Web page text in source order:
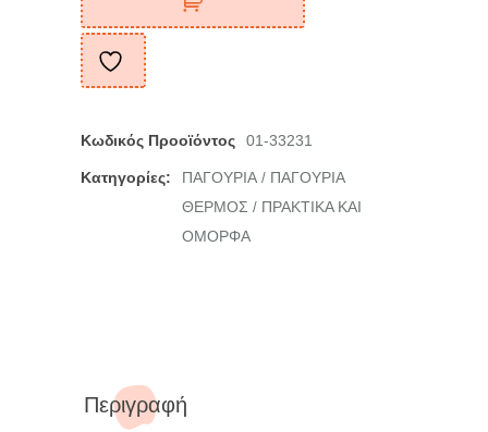
Κωδικός Προοϊόντος 01-33231
Κατηγορίες: ΠΑΓΟΥΡΙΑ / ΠΑΓΟΥΡΙΑ
ΘΕΡΜΟΣ / ΠΡΑΚΤΙΚΑ ΚΑΙ
ΟΜΟΡΦΑ
Περιγραφή